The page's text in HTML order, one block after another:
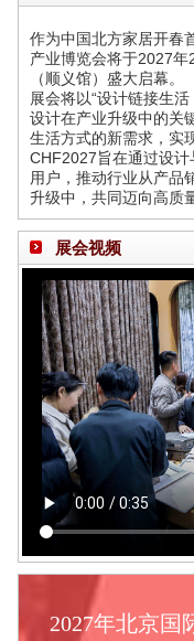
作为中国北方家居开春
产业博览会将于2027
（顺义馆）盛大启幕。
展会将以“设计链接生
设计在产业升级中的关
生活方式的新需求，实
CHF2027旨在通过设
用户，推动行业从产品
升级中，共同迈向高质
展会视频
2027年北京国